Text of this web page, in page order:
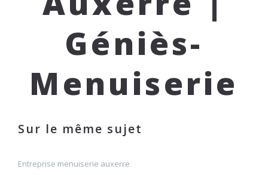
Géniès-
Menuiserie
Sur le même sujet
Entreprise menuiserie auxerre